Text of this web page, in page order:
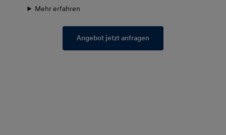
Mehr erfahren
Angebot jetzt anfragen